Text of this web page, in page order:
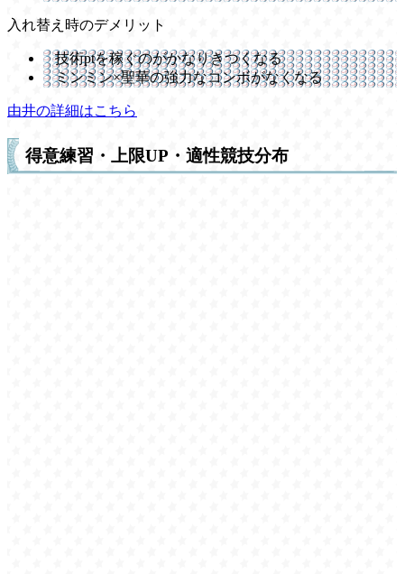
入れ替え時のデメリット
技術ptを稼ぐのがかなりきつくなる
ミンミン×聖華の強力なコンボがなくなる
由井の詳細はこちら
得意練習・上限UP・適性競技分布